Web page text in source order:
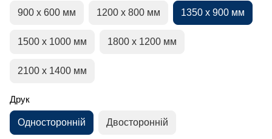
900 х 600 мм 1200 х 800 мм 1350 х 900 мм
1500 х 1000 мм 1800 х 1200 мм
2100 х 1400 мм
Друк
Односторонній Двосторонній